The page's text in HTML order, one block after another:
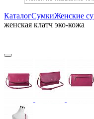
КаталогСумкиЖенские
женская клатч эко-кожа